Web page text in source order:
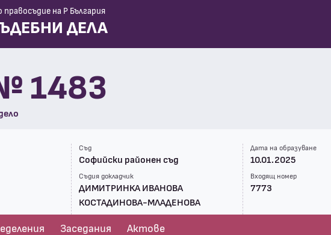
на Р България
ДЕЛА
1483
Съд
Софийски районен съд
Съдия докладчик
ДИМИТРИНКА ИВАНОВА
КОСТАДИНОВА-МЛАДЕНОВА
Дата на образуване
10.01.2025
Входящ номер
7773
Заседания Актове